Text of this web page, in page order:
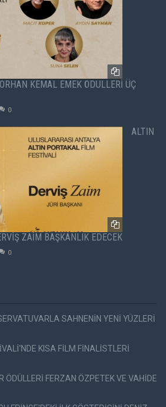
KEMAL EMEK ÖDÜLLERİ ÜÇ
0
ALTIN
ZAİM BAŞKANLIK EDECEK
0
SAHNENİN YENİ YÜZLERİ
KISA FİLM FİNALİSTLERİ
ÖDÜLLERİ FERZAN ÖZPETEK VE VAHİDE